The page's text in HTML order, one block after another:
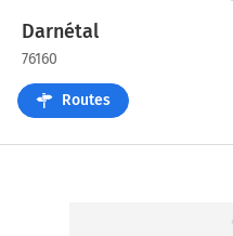
Darnétal
76160
Routes